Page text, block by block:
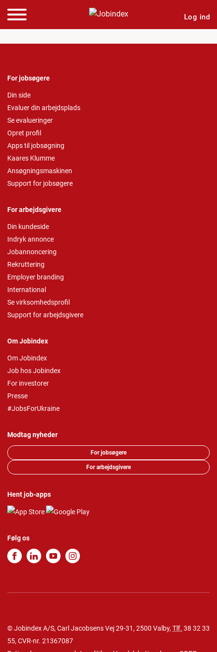
Log ind
For jobsøgere
Din side
Evaluer din arbejdsplads
Se evalueringer
Opret profil
Apps til jobsøgning
Kaares Klumme
Ansøgningsmaskinen
Support for jobsøgere
For arbejdsgivere
Din kundeside
Indryk annonce
Jobannoncering
Rekruttering
Employer branding
International
Se virksomhedsprofil
Support for arbejdsgivere
Om Jobindex
Om Jobindex
Job hos Jobindex
For investorer
Presse
#JobsForUkraine
Modtag nyheder
For jobsøgere
For arbejdsgivere
Hent job-apps
Følg os
© Jobindex A/S, Carl Jacobsens Vej 29-31, 2500 Valby, Tlf. 38 32 33
55, CVR-nr. 21367087